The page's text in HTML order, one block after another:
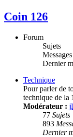
Coin 126
Forum
Sujets
Messages
Dernier
Technique
Pour parler de
technique de la
Modérateur :
77 Sujets
893
Dernier